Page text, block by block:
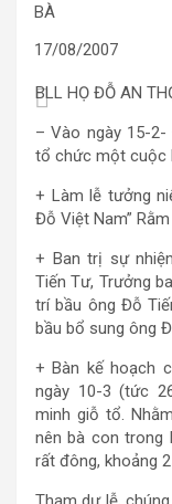
BÀ
17/08/2007
BLL HỌ ĐỖ AN
– Vào ngày 15-
tổ chức một cuộc
+ Làm lễ tưởng
Đỗ Việt Nam”
+ Ban trị sự
Tiến Tư, Trưởng
trí bầu ông Đỗ
bầu bổ sung ông
+ Bàn kế hoạch
ngày 10-3 (tức
minh giỗ tổ.
nên bà con trong
rất đông, khoảng